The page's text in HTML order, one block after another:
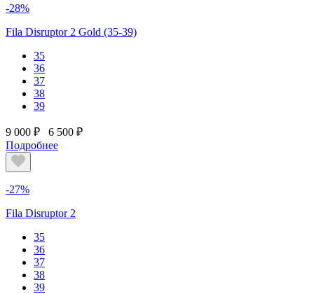
-28%
Fila Disruptor 2 Gold (35-39)
35
36
37
38
39
9 000 ₽
6 500 ₽
Подробнее
-27%
Fila Disruptor 2
35
36
37
38
39